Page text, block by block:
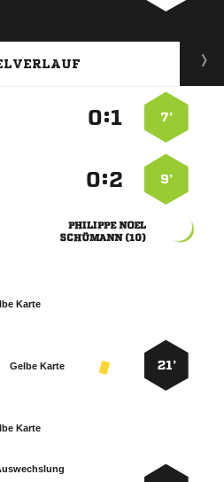
7’
:
9’
:
 
 
Karte
21’
Gelbe Karte
Karte